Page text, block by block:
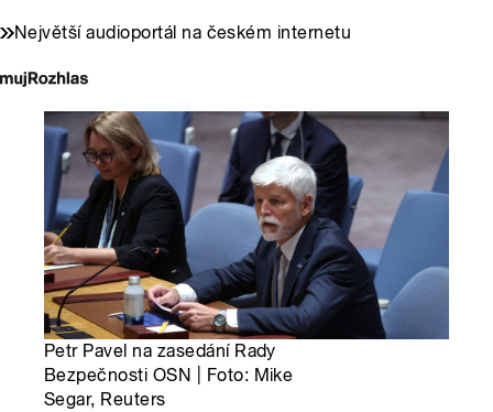
Největší audioportál na českém internetu
Petr Pavel na zasedání Rady
Bezpečnosti OSN | Foto: Mike
Segar, Reuters